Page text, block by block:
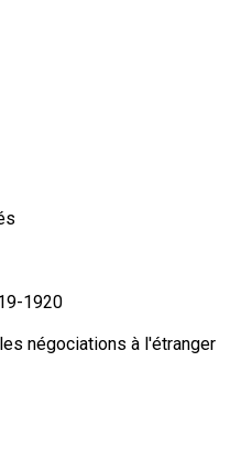
1920
négociations à l'étranger